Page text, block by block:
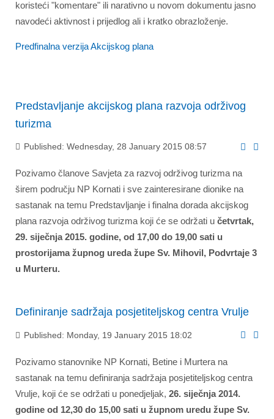
koristeći "komentare" ili narativno u novom dokumentu jasno
navodeći aktivnost i prijedlog ali i kratko obrazloženje.
Predfinalna verzija Akcijskog plana
Predstavljanje akcijskog plana razvoja održivog
turizma
Published: Wednesday, 28 January 2015 08:57
Pozivamo članove Savjeta za razvoj održivog turizma na
širem području NP Kornati i sve zainteresirane dionike na
sastanak na temu Predstavljanje i finalna dorada akcijskog
plana razvoja održivog turizma koji će se održati u četvrtak,
29. siječnja 2015. godine, od 17,00 do 19,00 sati u
prostorijama župnog ureda župe Sv. Mihovil, Podvrtaje 3
u Murteru.
Definiranje sadržaja posjetiteljskog centra Vrulje
Published: Monday, 19 January 2015 18:02
Pozivamo stanovnike NP Kornati, Betine i Murtera na
sastanak na temu definiranja sadržaja posjetiteljskog centra
Vrulje, koji će se održati u ponedjeljak, 26. siječnja 2014.
godine od 12,30 do 15,00 sati u župnom uredu župe Sv.